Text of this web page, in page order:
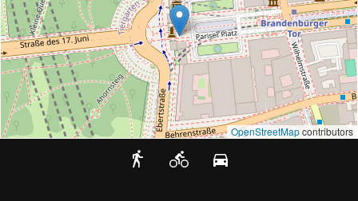
OpenStreetMapcontributors